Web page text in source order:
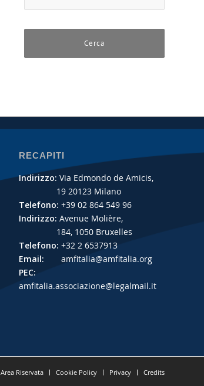
RECAPITI
Indirizzo: Via Edmondo de Amicis,
19 20123 Milano
Telefono: +39 02 864 549 96
Indirizzo: Avenue Molière,
184, 1050 Bruxelles
Telefono: +32 2 6537913
Email:
amfitalia@amfitalia.org
PEC:
amfitalia.associazione@legalmail.it
Area Riservata Cookie Policy Privacy Credits